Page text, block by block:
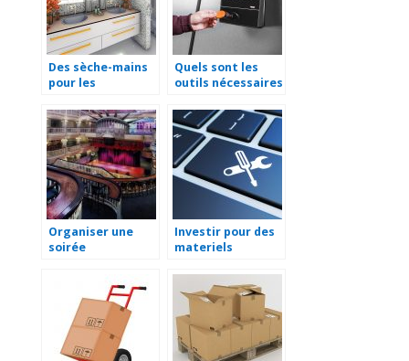
Des sèche-mains
pour les
votre entreprise
Quels sont les
outils nécessaires
salariés ?
Organiser une
soirée
restauration
Investir pour des
materiels
l’entreprise